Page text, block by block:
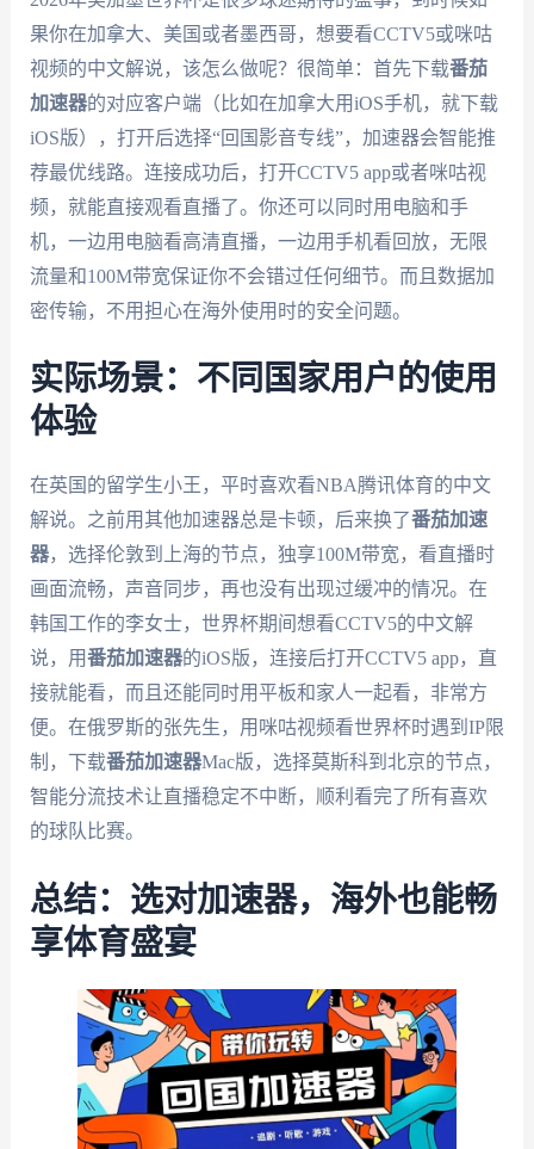
果你在加拿大、美国或者墨西哥，想要看CCTV5或咪咕
视频的中文解说，该怎么做呢？很简单：首先下载番茄
加速器的对应客户端（比如在加拿大用iOS手机，就下载
iOS版），打开后选择“回国影音专线”，加速器会智能推
荐最优线路。连接成功后，打开CCTV5 app或者咪咕视
频，就能直接观看直播了。你还可以同时用电脑和手
机，一边用电脑看高清直播，一边用手机看回放，无限
流量和100M带宽保证你不会错过任何细节。而且数据加
密传输，不用担心在海外使用时的安全问题。
实际场景：不同国家用户的使用
体验
在英国的留学生小王，平时喜欢看NBA腾讯体育的中文
解说。之前用其他加速器总是卡顿，后来换了番茄加速
器，选择伦敦到上海的节点，独享100M带宽，看直播时
画面流畅，声音同步，再也没有出现过缓冲的情况。在
韩国工作的李女士，世界杯期间想看CCTV5的中文解
说，用番茄加速器的iOS版，连接后打开CCTV5 app，直
接就能看，而且还能同时用平板和家人一起看，非常方
便。在俄罗斯的张先生，用咪咕视频看世界杯时遇到IP限
制，下载番茄加速器Mac版，选择莫斯科到北京的节点，
智能分流技术让直播稳定不中断，顺利看完了所有喜欢
的球队比赛。
总结：选对加速器，海外也能畅
享体育盛宴